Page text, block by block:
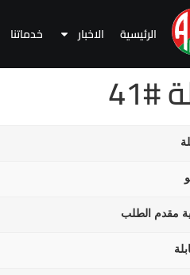
الرئيسية الاخبار خدماتنا
مقدم الطلب